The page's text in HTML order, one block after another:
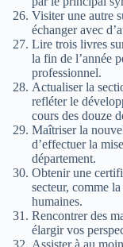
Visiter une autre
échanger avec
Lire trois livres
la fin de l’année
professionnel.
Actualiser la
refléter le
cours des douze
Maîtriser la
d’effectuer la
département.
Obtenir une
secteur, comme
humaines.
Rencontrer des
élargir vos